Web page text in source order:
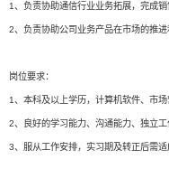
1、负责协助通信行业业务拓展，完成销
2、负责协助公司业务产品在市场的推
岗位要求：
1、本科及以上学历，计算机软件、市场
2、良好的学习能力、沟通能力、独立
3、服从工作安排，实习期及转正后需适